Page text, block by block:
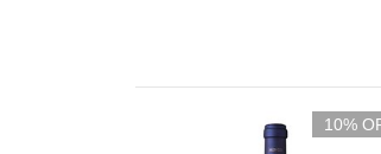
10%